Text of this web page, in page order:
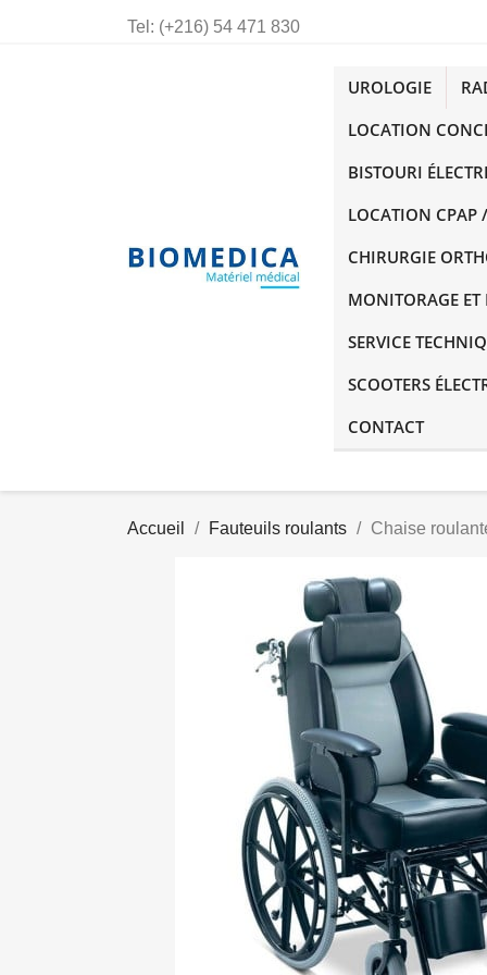
Tel: (+216) 54 471 830
UROLOGIE
LOCATION
BISTOURI
LOCATION CPAP
CHIRURGIE
MONITORAGE ET
SERVICE
SCOOTERS
CONTACT
Accueil Fauteuils roulants Chaise